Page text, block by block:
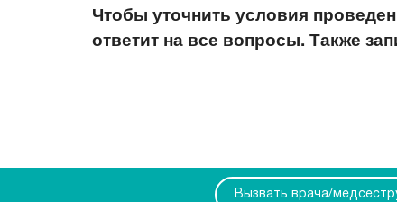
Чтобы уточнить условия
ответит на все вопросы. Также
Вызвать врача/